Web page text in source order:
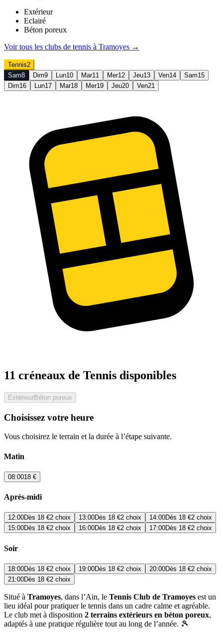
Extérieur
Eclairé
Béton poreux
Voir tous les clubs de tennis à Tramoyes →
Tennis2
Sam8 Dim9 Lun10 Mar11 Mer12 Jeu13 Ven14 Sam15
Dim16 Lun17 Mar18 Mer19 Jeu20 Ven21
11 créneaux de Tennis disponibles
ExtérieurBéton poreux
Choisissez votre heure
Vous choisirez le terrain et la durée à l’étape suivante.
Matin
08:0018 €
Après-midi
12:00Dès 18 €2 choix 13:00Dès 18 €2 choix 14:00Dès 18 €2 choix
15:00Dès 18 €2 choix 16:00Dès 18 €2 choix 17:00Dès 18 €2 choix
Soir
18:00Dès 18 €2 choix 19:00Dès 18 €2 choix 20:00Dès 18 €2 choix
21:00Dès 18 €2 choix
Situé à Tramoyes, dans l’Ain, le Tennis Club de Tramoyes est un
lieu idéal pour pratiquer le tennis dans un cadre calme et agréable.
Le club met à disposition 2 terrains extérieurs en béton poreux,
adaptés à une pratique régulière tout au long de l’année. 🎾